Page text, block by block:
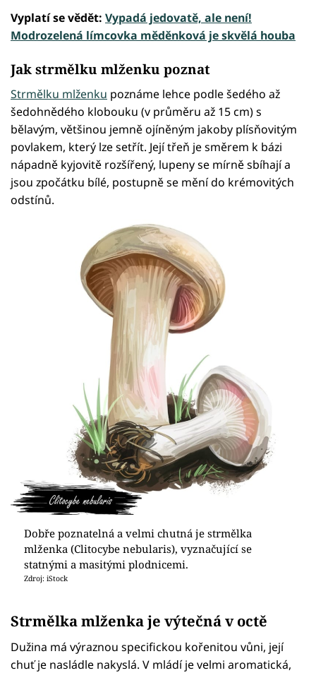
Vyplatí se vědět: Vypadá jedovatě, ale není!
Modrozelená límcovka měděnková je skvělá houba
Jak strmělku mlženku poznat
Strmělku mlženku poznáme lehce podle šedého až
šedohnědého klobouku (v průměru až 15 cm) s
bělavým, většinou jemně ojíněným jakoby plísňovitým
povlakem, který lze setřít. Její třeň je směrem k bázi
nápadně kyjovitě rozšířený, lupeny se mírně sbíhají a
jsou zpočátku bílé, postupně se mění do krémovitých
odstínů.
Dobře poznatelná a velmi chutná je strmělka
mlženka (Clitocybe nebularis), vyznačující se
statnými a masitými plodnicemi.
Zdroj: iStock
Strmělka mlženka je výtečná v octě
Dužina má výraznou specifickou kořenitou vůni, její
chuť je nasládle nakyslá. V mládí je velmi aromatická,